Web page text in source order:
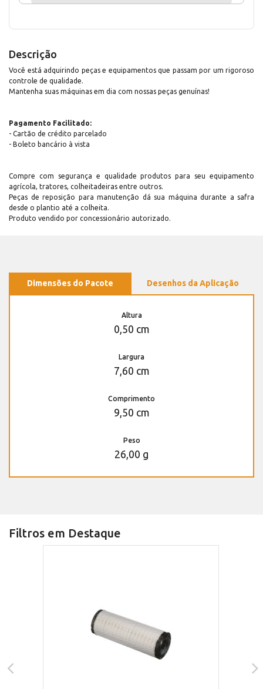
Descrição
Você está adquirindo peças e equipamentos que passam por um rigoroso
controle de qualidade.
Mantenha suas máquinas em dia com nossas peças genuínas!
Pagamento Facilitado:
- Cartão de crédito parcelado
- Boleto bancário à vista
Compre com segurança e qualidade produtos para seu equipamento
agrícola, tratores, colheitadeiras entre outros.
Peças de reposição para manutenção dá sua máquina durante a safra
desde o plantio até a colheita.
Produto vendido por concessionário autorizado.
Dimensões do Pacote Desenhos da Aplicação
Altura
0,50 cm
Largura
7,60 cm
Comprimento
9,50 cm
Peso
26,00 g
Filtros em Destaque